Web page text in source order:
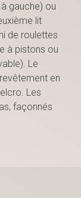
gauche) ou
lit
de roulettes
à pistons ou
Le
en
Les
façonnés